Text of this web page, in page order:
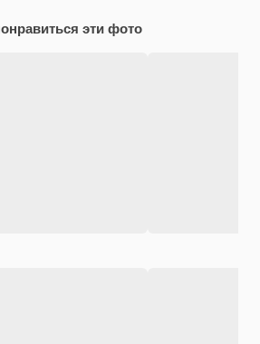
эти фото